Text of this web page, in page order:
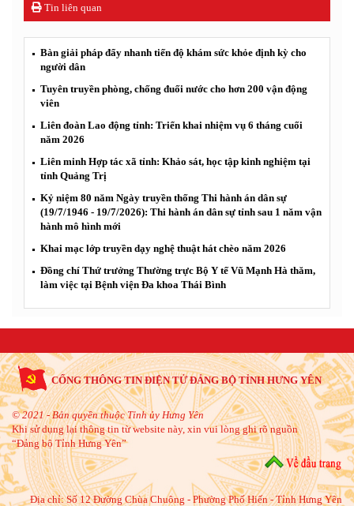
Tin liên quan
Bàn giải pháp đẩy nhanh tiến độ khám sức khỏe định kỳ cho
người dân
Tuyên truyền phòng, chống đuối nước cho hơn 200 vận động
viên
Liên đoàn Lao động tỉnh: Triển khai nhiệm vụ 6 tháng cuối
năm 2026
Liên minh Hợp tác xã tỉnh: Khảo sát, học tập kinh nghiệm tại
tỉnh Quảng Trị
Kỷ niệm 80 năm Ngày truyền thống Thi hành án dân sự
(19/7/1946 - 19/7/2026): Thi hành án dân sự tỉnh sau 1 năm vận
hành mô hình mới
Khai mạc lớp truyền dạy nghệ thuật hát chèo năm 2026
Đồng chí Thứ trưởng Thường trực Bộ Y tế Vũ Mạnh Hà thăm,
làm việc tại Bệnh viện Đa khoa Thái Bình
CỔNG THÔNG TIN ĐIỆN TỬ ĐẢNG BỘ TỈNH HƯNG YÊN
© 2021 - Bản quyền thuộc Tỉnh ủy Hưng Yên
Khi sử dụng lại thông tin từ website này, xin vui lòng ghi rõ nguồn
“Đảng bộ Tỉnh Hưng Yên”
Địa chỉ:Số 12 Đường Chùa Chuông - Phường Phố Hiến - Tỉnh Hưng Yên